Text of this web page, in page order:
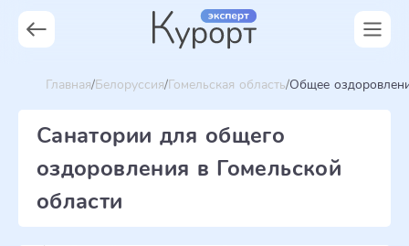
Главная Белоруссия Гомельская область Общее
Санатории для общего
оздоровления в Гомельской
области